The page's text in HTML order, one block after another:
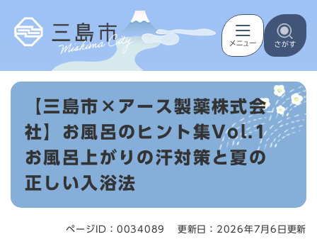
メニューを飛ばして本文へ
本
【三島市×アース製薬株式会
社】お風呂のヒント集Vol.1
お風呂上がりの汗対策と夏の
正しい入浴法
ページID：0034089 更新日：2026年7月6日更新